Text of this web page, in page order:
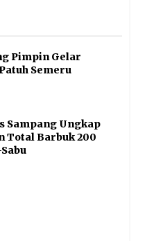
Pimpin Gelar
Semeru
Sampang Ungkap
Total Barbuk 200